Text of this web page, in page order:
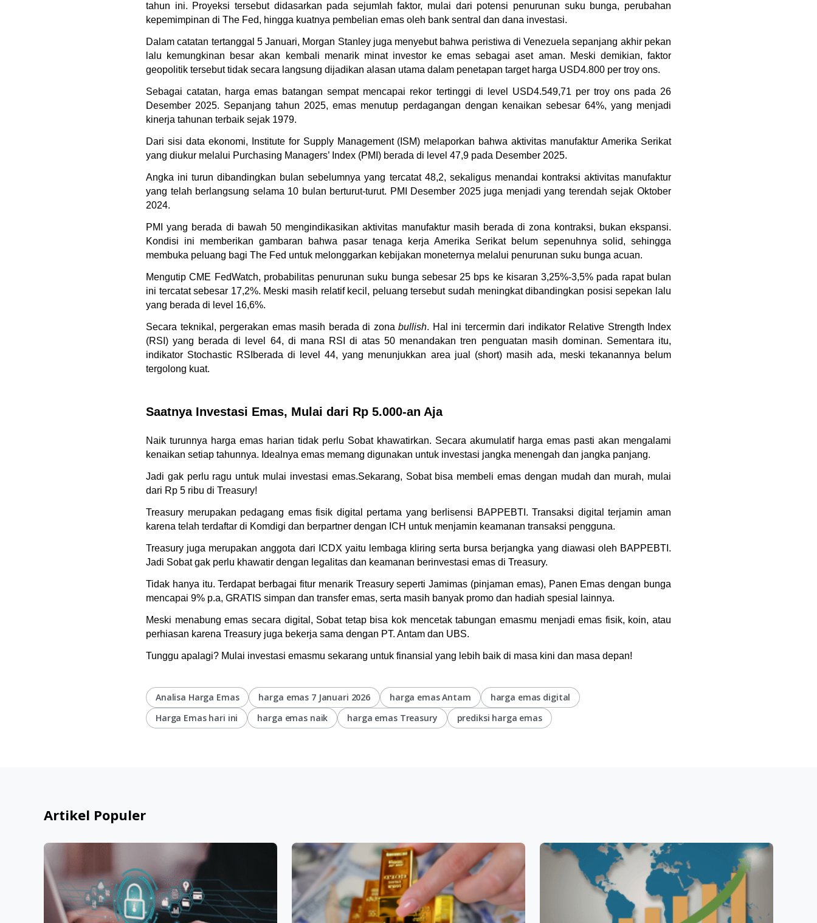
tahun ini. Proyeksi tersebut didasarkan pada sejumlah faktor, mulai dari potensi penurunan suku bunga, perubahan
kepemimpinan di The Fed, hingga kuatnya pembelian emas oleh bank sentral dan dana investasi.
Dalam catatan tertanggal 5 Januari, Morgan Stanley juga menyebut bahwa peristiwa di Venezuela sepanjang akhir pekan
lalu kemungkinan besar akan kembali menarik minat investor ke emas sebagai aset aman. Meski demikian, faktor
geopolitik tersebut tidak secara langsung dijadikan alasan utama dalam penetapan target harga USD4.800 per troy ons.
Sebagai catatan, harga emas batangan sempat mencapai rekor tertinggi di level USD4.549,71 per troy ons pada 26
Desember 2025. Sepanjang tahun 2025, emas menutup perdagangan dengan kenaikan sebesar 64%, yang menjadi
kinerja tahunan terbaik sejak 1979.
Dari sisi data ekonomi, Institute for Supply Management (ISM) melaporkan bahwa aktivitas manufaktur Amerika Serikat
yang diukur melalui Purchasing Managers’ Index (PMI) berada di level 47,9 pada Desember 2025.
Angka ini turun dibandingkan bulan sebelumnya yang tercatat 48,2, sekaligus menandai kontraksi aktivitas manufaktur
yang telah berlangsung selama 10 bulan berturut-turut. PMI Desember 2025 juga menjadi yang terendah sejak Oktober
2024.
PMI yang berada di bawah 50 mengindikasikan aktivitas manufaktur masih berada di zona kontraksi, bukan ekspansi.
Kondisi ini memberikan gambaran bahwa pasar tenaga kerja Amerika Serikat belum sepenuhnya solid, sehingga
membuka peluang bagi The Fed untuk melonggarkan kebijakan moneternya melalui penurunan suku bunga acuan.
Mengutip CME FedWatch, probabilitas penurunan suku bunga sebesar 25 bps ke kisaran 3,25%-3,5% pada rapat bulan
ini tercatat sebesar 17,2%. Meski masih relatif kecil, peluang tersebut sudah meningkat dibandingkan posisi sepekan lalu
yang berada di level 16,6%.
Secara teknikal, pergerakan emas masih berada di zona bullish. Hal ini tercermin dari indikator Relative Strength Index
(RSI) yang berada di level 64, di mana RSI di atas 50 menandakan tren penguatan masih dominan. Sementara itu,
indikator Stochastic RSIberada di level 44, yang menunjukkan area jual (short) masih ada, meski tekanannya belum
tergolong kuat.
Saatnya Investasi Emas, Mulai dari Rp 5.000-an Aja
Naik turunnya harga emas harian tidak perlu Sobat khawatirkan. Secara akumulatif harga emas pasti akan mengalami
kenaikan setiap tahunnya. Idealnya emas memang digunakan untuk investasi jangka menengah dan jangka panjang.
Jadi gak perlu ragu untuk mulai investasi emas.Sekarang, Sobat bisa membeli emas dengan mudah dan murah, mulai
dari Rp 5 ribu di Treasury!
Treasury merupakan pedagang emas fisik digital pertama yang berlisensi BAPPEBTI. Transaksi digital terjamin aman
karena telah terdaftar di Komdigi dan berpartner dengan ICH untuk menjamin keamanan transaksi pengguna.
Treasury juga merupakan anggota dari ICDX yaitu lembaga kliring serta bursa berjangka yang diawasi oleh BAPPEBTI.
Jadi Sobat gak perlu khawatir dengan legalitas dan keamanan berinvestasi emas di Treasury.
Tidak hanya itu. Terdapat berbagai fitur menarik Treasury seperti Jamimas (pinjaman emas), Panen Emas dengan bunga
mencapai 9% p.a, GRATIS simpan dan transfer emas, serta masih banyak promo dan hadiah spesial lainnya.
Meski menabung emas secara digital, Sobat tetap bisa kok mencetak tabungan emasmu menjadi emas fisik, koin, atau
perhiasan karena Treasury juga bekerja sama dengan PT. Antam dan UBS.
Tunggu apalagi? Mulai investasi emasmu sekarang untuk finansial yang lebih baik di masa kini dan masa depan!
Analisa Harga Emas harga emas 7 Januari 2026 harga emas Antam
harga emas digital
Harga Emas hari ini
harga emas naik harga emas Treasury prediksi harga emas
Artikel Populer